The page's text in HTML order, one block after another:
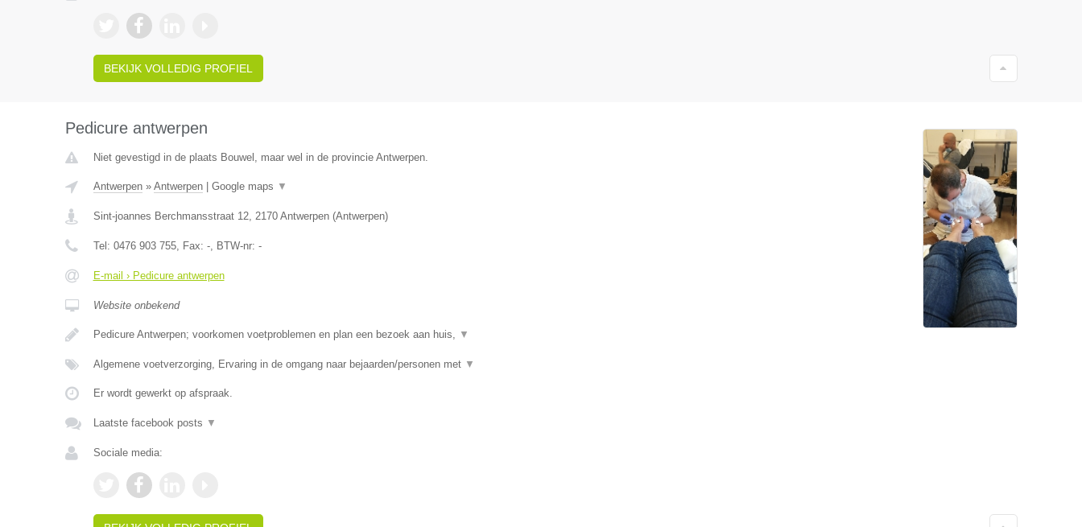
BEKIJK VOLLEDIG PROFIEL
Pedicure antwerpen
Niet gevestigd in de plaats Bouwel, maar wel in de provincie Antwerpen.
Antwerpen» Antwerpen| Google maps ▼
Sint-joannes Berchmansstraat 12, 2170 Antwerpen(Antwerpen)
Tel: 0476 903 755, Fax: -, BTW-nr: -
E-mail › Pedicure antwerpen
Website onbekend
Pedicure Antwerpen; voorkomen voetproblemen en plan een bezoek aan huis, ▼
Algemene voetverzorging, Ervaring in de omgang naar bejaarden/personen met ▼
Er wordt gewerkt op afspraak.
Laatste facebook posts ▼
Sociale media: